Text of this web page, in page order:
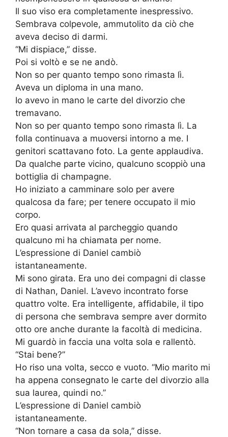
Il suo viso era completamente inespressivo.
Sembrava colpevole, ammutolito da ciò che
aveva deciso di darmi.
“Mi dispiace,” disse.
Poi si voltò e se ne andò.
Non so per quanto tempo sono rimasta lì.
Aveva un diploma in una mano.
Io avevo in mano le carte del divorzio che
tremavano.
Non so per quanto tempo sono rimasta lì. La
folla continuava a muoversi intorno a me. I
genitori scattavano foto. La gente applaudiva.
Da qualche parte vicino, qualcuno scoppiò una
bottiglia di champagne.
Ho iniziato a camminare solo per avere
qualcosa da fare; per tenere occupato il mio
corpo.
Ero quasi arrivata al parcheggio quando
qualcuno mi ha chiamata per nome.
L’espressione di Daniel cambiò
istantaneamente.
Mi sono girata. Era uno dei compagni di classe
di Nathan, Daniel. L’avevo incontrato forse
quattro volte. Era intelligente, affidabile, il tipo
di persona che sembrava sempre aver dormito
otto ore anche durante la facoltà di medicina.
Mi guardò in faccia una volta sola e rallentò.
“Stai bene?”
Ho riso una volta, secco e vuoto. “Mio marito mi
ha appena consegnato le carte del divorzio alla
sua laurea, quindi no.”
L’espressione di Daniel cambiò
istantaneamente.
“Non tornare a casa da sola,” disse.